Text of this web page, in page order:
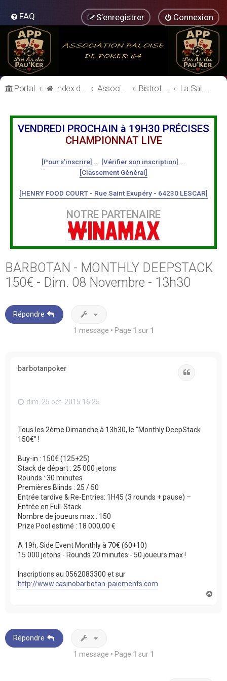
FAQ Connexion
S’enregistrer
Portal Index du forum Association Paloise de Poker Bistrot de l'Association Paloise de Poker La Salle de Poker
VENDREDI PROCHAIN à 19H30 PRÉCISES
CHAMPIONNAT LIVE
[Pour s'inscrire] [Vérifier son inscription]
[Classement Général]
[HENRY FOOD COURT - Rue Saint Exupéry - 64230 LESCAR]
NOTRE PARTENAIRE
BARBOTAN - MONTHLY DEEPSTACK
150€ - Dim. 08 Novembre - 13h30
Répondre
1 message • Page 1 sur 1
barbotanpoker
dim. 25 oct. 2015 16:25
Tous les 2ème Dimanche à 13h30, le "Monthly DeepStack
150€" !
Buy-in : 150€ (125+25)
Stack de départ : 25 000 jetons
Rounds : 30 minutes
Premières Blinds : 25 / 50
Entrée tardive & Re-Entries: 1H45 (3 rounds + pause) –
Entrée en Full-Stack
Nombre de joueurs max : 150
Prize Pool estimé : 18 000,00 €
A 19h, Side Event Monthly à 70€ (60+10)
15 000 jetons - Rounds 20 minutes - 50 joueurs max !
Inscriptions au 0562083300 et sur
http://www.casinobarbotan-paiements.com
Répondre
1 message • Page 1 sur 1